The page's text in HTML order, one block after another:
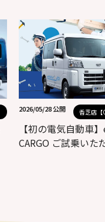
2026/05/28 公開 香芝店【
【初の電気自動車
CARGO ご試乗い